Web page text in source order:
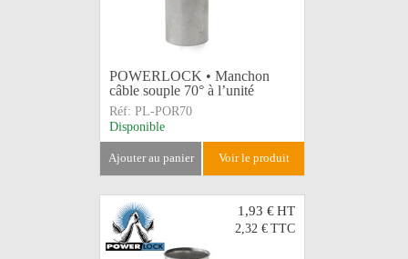
POWERLOCK • Manchon
câble souple 70° à l’unité
Réf: PL-POR70
Disponible
ajouter au panier voir le produit
1,93 €HT
2,32 € TTC